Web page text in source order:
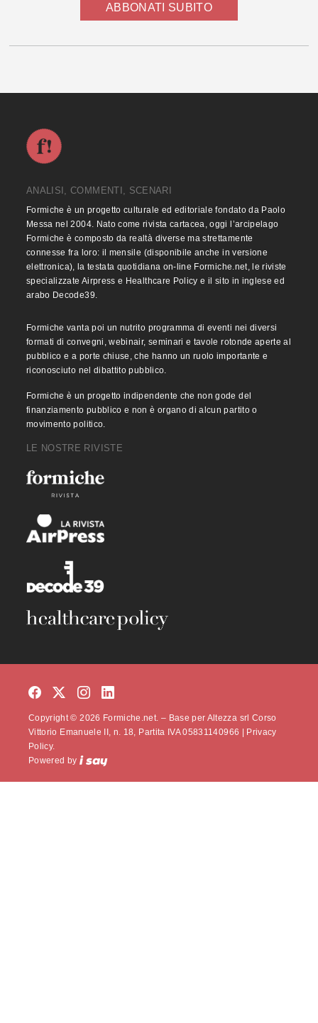
ABBONATI SUBITO
ANALISI, COMMENTI, SCENARI
Formiche è un progetto culturale ed editoriale fondato da Paolo
Messa nel 2004. Nato come rivista cartacea, oggi l’arcipelago
Formiche è composto da realtà diverse ma strettamente
connesse fra loro: il mensile (disponibile anche in versione
elettronica), la testata quotidiana on-line Formiche.net, le riviste
specializzate Airpress e Healthcare Policy e il sito in inglese ed
arabo Decode39.
Formiche vanta poi un nutrito programma di eventi nei diversi
formati di convegni, webinair, seminari e tavole rotonde aperte al
pubblico e a porte chiuse, che hanno un ruolo importante e
riconosciuto nel dibattito pubblico.
Formiche è un progetto indipendente che non gode del
finanziamento pubblico e non è organo di alcun partito o
movimento politico.
LE NOSTRE RIVISTE
Copyright © 2026 Formiche.net. – Base per Altezza srl Corso
Vittorio Emanuele II, n. 18, Partita IVA 05831140966 |
Privacy
Policy.
Powered by